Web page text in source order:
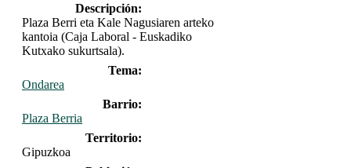
Descripción:
Plaza Berri eta Kale Nagusiaren arteko
kantoia (Caja Laboral - Euskadiko
Kutxako sukurtsala).
Tema:
Ondarea
Barrio:
Plaza Berria
Territorio:
Gipuzkoa